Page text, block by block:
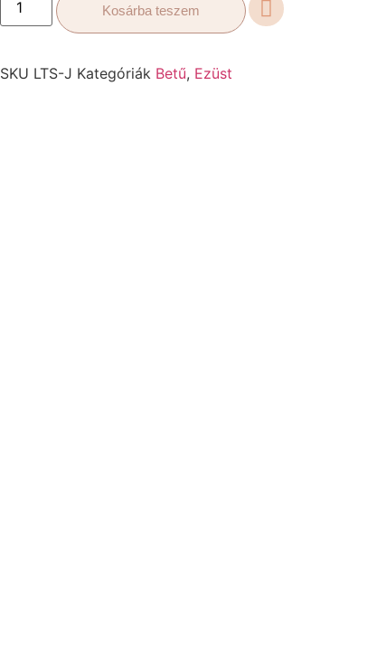
Kosárba teszem
SKU LTS-J Kategóriák Betű, Ezüst